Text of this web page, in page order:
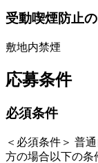
受動喫煙防止
敷地内禁煙
応募条件
必須条件
＜必須条件＞ 普
方の場合以下の条